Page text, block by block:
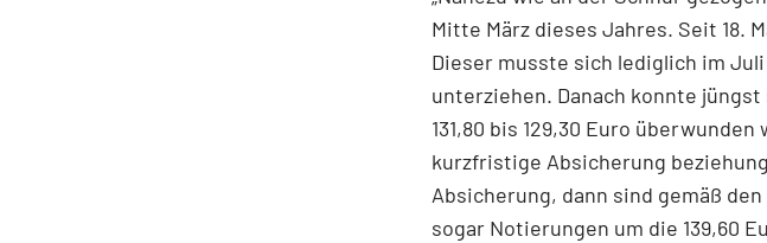
Mitte März dieses Jahres. Seit 18.
Dieser musste sich lediglich im
unterziehen. Danach konnte
131,80 bis 129,30 Euro
kurzfristige Absicherung
Absicherung, dann sind gemäß
sogar Notierungen um die 139,60